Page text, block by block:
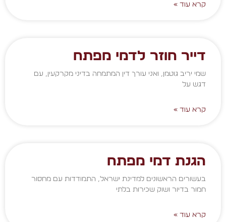
קרא עוד »
דייר חוזר לדמי מפתח
שמי יריב גוטמן, ואני עורך דין המתמחה בדיני מקרקעין, עם
דגש על
קרא עוד »
הגנת דמי מפתח
בעשורים הראשונים למדינת ישראל, התמודדות עם מחסור
חמור בדיור ושוק שכירות בלתי
קרא עוד »